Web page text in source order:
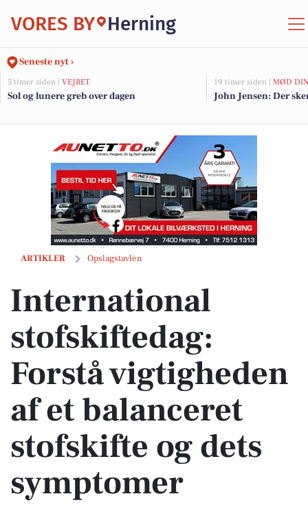
VORES BY Herning
Seneste nyt ›
5 timer siden | VEJRET
Sol og lunere greb over dagen
19 timer siden | MØD
John Jensen: Der
ARTIKLER Opslagstavlen
International stofskiftedag: Forstå vigtigheden af et balanceret
International
stofskiftedag:
Forstå vigtigheden
af et balanceret
stofskifte og dets
symptomer